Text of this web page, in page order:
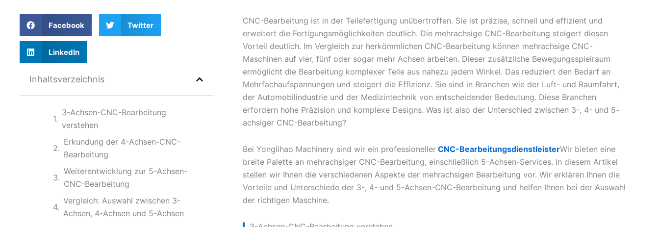
Facebook Twitter
LinkedIn
Inhaltsverzeichnis
3-Achsen-CNC-Bearbeitung
verstehen
Erkundung der 4-Achsen-CNC-
Bearbeitung
Weiterentwicklung zur 5-Achsen-
CNC-Bearbeitung
Vergleich: Auswahl zwischen 3-
Achsen, 4-Achsen und 5-Achsen
CNC-Bearbeitung ist in der Teilefertigung unübertroffen. Sie ist präzise, schnell und effizient und
erweitert die Fertigungsmöglichkeiten deutlich. Die mehrachsige CNC-Bearbeitung steigert diesen
Vorteil deutlich. Im Vergleich zur herkömmlichen CNC-Bearbeitung können mehrachsige CNC-
Maschinen auf vier, fünf oder sogar mehr Achsen arbeiten. Dieser zusätzliche Bewegungsspielraum
ermöglicht die Bearbeitung komplexer Teile aus nahezu jedem Winkel. Das reduziert den Bedarf an
Mehrfachaufspannungen und steigert die Effizienz. Sie sind in Branchen wie der Luft- und Raumfahrt,
der Automobilindustrie und der Medizintechnik von entscheidender Bedeutung. Diese Branchen
erfordern hohe Präzision und komplexe Designs. Was ist also der Unterschied zwischen 3-, 4- und 5-
achsiger CNC-Bearbeitung?
Bei Yonglihao Machinery sind wir ein professionellerCNC-BearbeitungsdienstleisterWir bieten eine
breite Palette an mehrachsiger CNC-Bearbeitung, einschließlich 5-Achsen-Services. In diesem Artikel
stellen wir Ihnen die verschiedenen Aspekte der mehrachsigen Bearbeitung vor. Wir erklären Ihnen die
Vorteile und Unterschiede der 3-, 4- und 5-Achsen-CNC-Bearbeitung und helfen Ihnen bei der Auswahl
der richtigen Maschine.